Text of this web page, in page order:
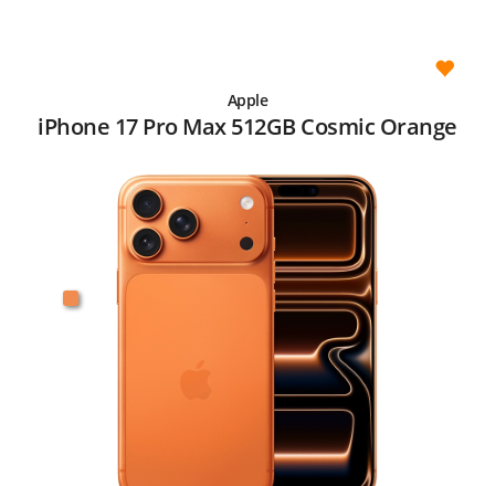
Apple
iPhone 17 Pro Max 512GB Cosmic Orange